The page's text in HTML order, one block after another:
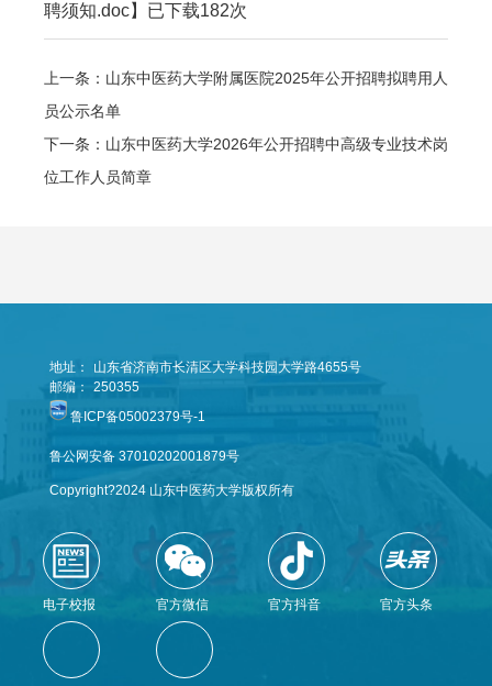
聘须知.doc】已下载182次
上一条：山东中医药大学附属医院2025年公开招聘拟聘用人
员公示名单
下一条：山东中医药大学2026年公开招聘中高级专业技术岗
位工作人员简章
地址：
山东省济南市长清区大学科技园大学路4655号
邮编：
250355
鲁ICP备05002379号-1
鲁公网安备 37010202001879号
Copyright?2024 山东中医药大学版权所有
电子校报 官方微信 官方抖音 官方头条